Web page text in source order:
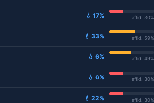
💧 17% affid. 30%
💧 33% affid. 59%
💧 6% affid. 49%
💧 6% affid. 30%
💧 22% affid. 30%